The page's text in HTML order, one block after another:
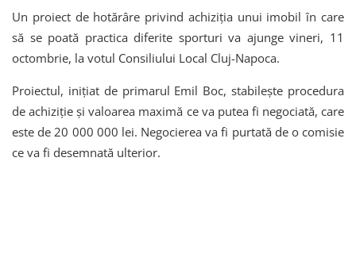
Un proiect de hotărâre privind achiziția unui imobil în care
să se poată practica diferite sporturi va ajunge vineri, 11
octombrie, la votul Consiliului Local Cluj-Napoca.
Proiectul, inițiat de primarul Emil Boc, stabilește procedura
de achiziție și valoarea maximă ce va putea fi negociată, care
este de 20 000 000 lei. Negocierea va fi purtată de o comisie
ce va fi desemnată ulterior.